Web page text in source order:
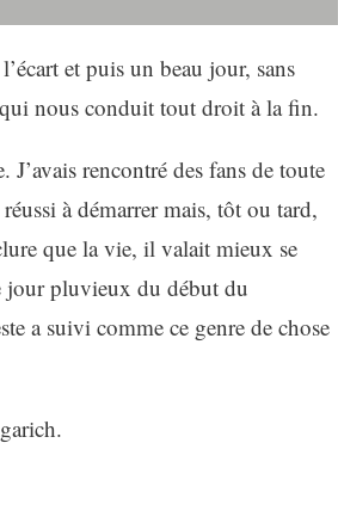
et puis un beau jour, sans
nous conduit tout droit à la fin.
rencontré des fans de toute
à démarrer mais, tôt ou tard,
que la vie, il valait mieux se
jour pluvieux du début du
a suivi comme ce genre de chose